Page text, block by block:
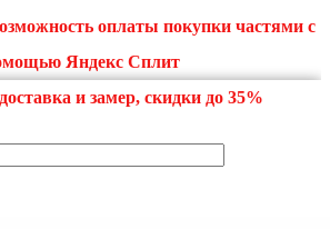
оплаты покупки частями с
Яндекс Сплит
и замер, скидки до 35%